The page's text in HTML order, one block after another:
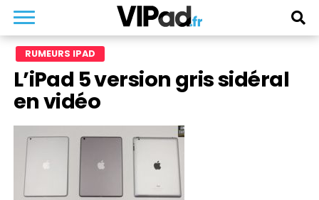
RUMEURS IPAD
L’iPad 5 version gris sidéral
en vidéo